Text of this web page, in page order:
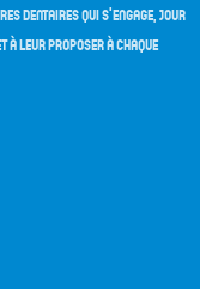
dentaires qui s'engage, jour
leur proposer à chaque